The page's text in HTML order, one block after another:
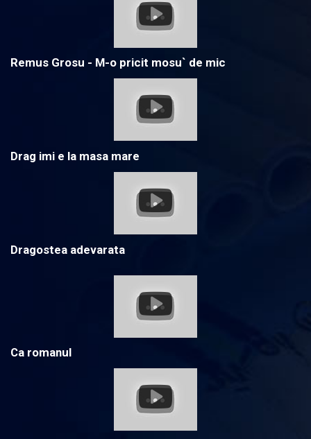
Remus Grosu - M-o pricit mosu` de mic
Drag imi e la masa mare
Dragostea adevarata
Ca romanul